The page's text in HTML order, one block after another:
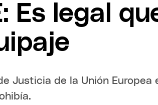
Es legal
Justicia de la Unión Europea